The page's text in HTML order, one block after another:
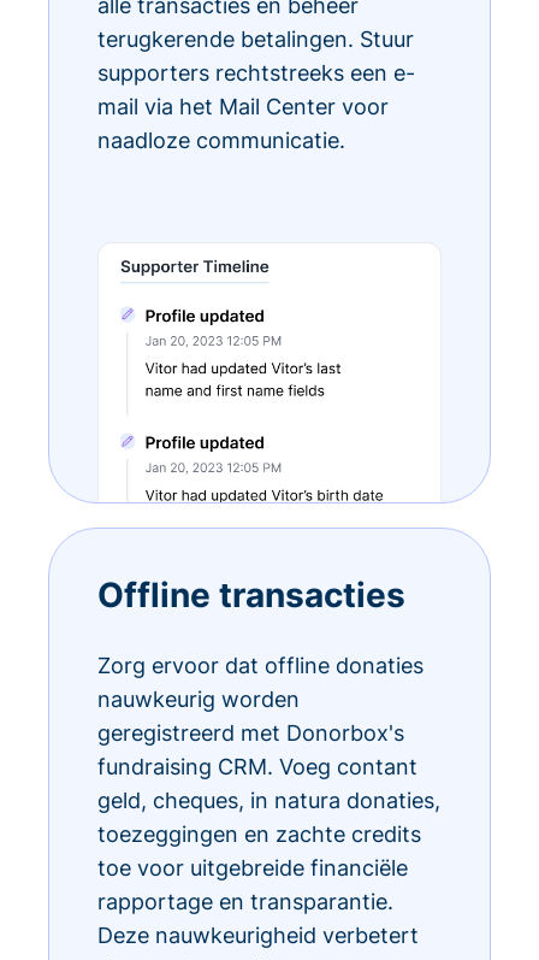
alle transacties en beheer
terugkerende betalingen. Stuur
supporters rechtstreeks een e-
mail via het Mail Center voor
naadloze communicatie.
Offline transacties
Zorg ervoor dat offline donaties
nauwkeurig worden
geregistreerd met Donorbox's
fundraising CRM. Voeg contant
geld, cheques, in natura donaties,
toezeggingen en zachte credits
toe voor uitgebreide financiële
rapportage en transparantie.
Deze nauwkeurigheid verbetert